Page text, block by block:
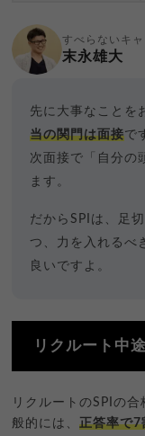
すべらないキ
末永雄大
先に大事なことを
当の関門は面接で
次面接で「自分の
ます。
だからSPIは、足
つ、力を入れるべ
良いですよ。
リクルート中
リクルートのSPIの
般的には、正答率で7